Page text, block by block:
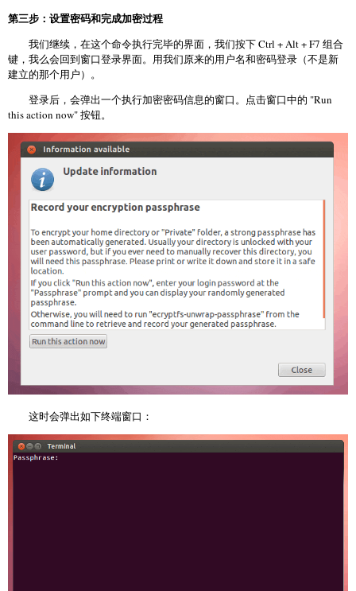
第三步：设置密码和完成加密过程
我们继续，在这个命令执行完毕的界面，我们按下 Ctrl + Alt + F7 组合
键，我么会回到窗口登录界面。用我们原来的用户名和密码登录（不是新
建立的那个用户）。
登录后，会弹出一个执行加密密码信息的窗口。点击窗口中的 "Run
this action now" 按钮。
这时会弹出如下终端窗口：